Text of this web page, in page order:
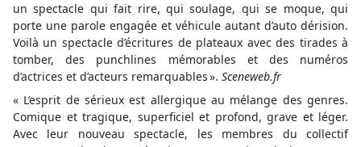
un spectacle qui fait rire, qui soulage, qui se moque, qui
porte une parole engagée et véhicule autant d’auto dérision.
Voilà un spectacle d’écritures de plateaux avec des tirades à
tomber, des punchlines mémorables et des numéros
d’actrices et d’acteurs remarquables ». Sceneweb.fr
« L’esprit de sérieux est allergique au mélange des genres.
Comique et tragique, superficiel et profond, grave et léger.
Avec leur nouveau spectacle, les membres du collectif